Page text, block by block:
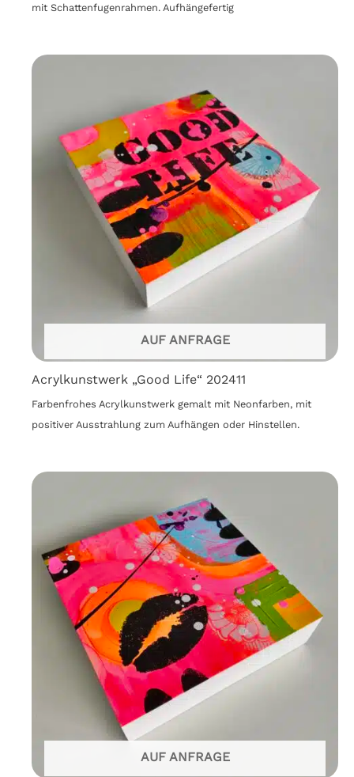
mit Schattenfugenrahmen. Aufhängefertig
AUF ANFRAGE
Acrylkunstwerk „Good Life“ 202411
Farbenfrohes Acrylkunstwerk gemalt mit Neonfarben, mit
positiver Ausstrahlung zum Aufhängen oder Hinstellen.
AUF ANFRAGE